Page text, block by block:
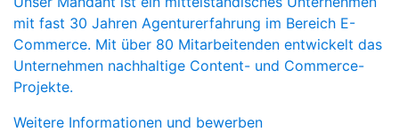
mit fast 30 Jahren Agenturerfahrung im Bereich E-
Commerce. Mit über 80 Mitarbeitenden entwickelt das
Unternehmen nachhaltige Content- und Commerce-
Projekte.
Weitere Informationen und bewerben